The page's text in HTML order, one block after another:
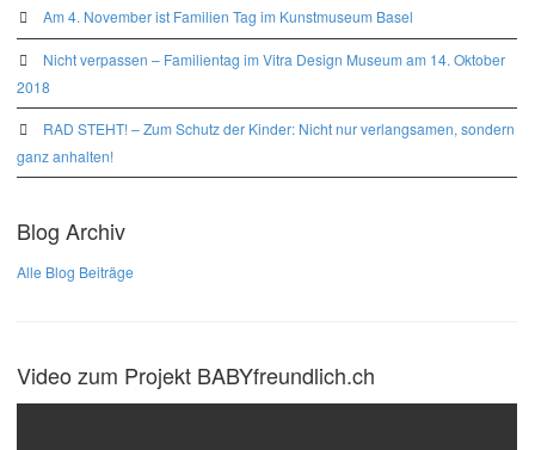
Am 4. November ist Familien Tag im Kunstmuseum Basel
Nicht verpassen – Familientag im Vitra Design Museum am 14. Oktober
2018
RAD STEHT! – Zum Schutz der Kinder: Nicht nur verlangsamen, sondern
ganz anhalten!
Blog Archiv
Alle Blog Beiträge
Video zum Projekt BABYfreundlich.ch